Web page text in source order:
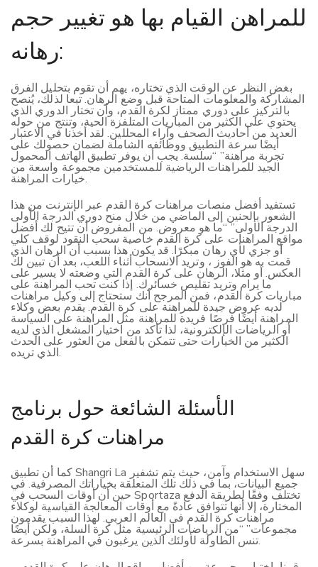
للمراهن القيام بها هو تغيير حجم
رهانه:
بغض النظر عن الوقت الذي تختاره، يهم أن تقوم بتحليل الفرق
المشاركة والمعلومات المتاحة قبل وضع الرهان. تبعا لذلك، يُنصح
بالتركيز على دوري ممتاز لكرة القدم، وأن تختار الدوري الذي
يحتوي على الكثير من المباريات المتلفزة الحية، وتنتج من حوله
العديد من أحاديث الصحف وآراء المحللين. لقد أخذنا في الاعتبار
أيضًا سرعة التطبيق ووظائفه الشاملة لضمان حصولك على
تجربة مراهنة” “سلسة. يجب أن يوفر تطبيق الهاتف المحمول
الجيد للمراهنات الرياضية للمستخدمين مجموعة واسعة من
خيارات المراهنة.
تستفيد أفضل منصات مراهنات كرة القدم عبر الإنترنت من هذا
الشعور بالحنين إلى الماضي من خلال منح دوري الدرجة الأولى
الدرجة الأولى” “ما هو معروض. من المفروض أن تتيح لك أفضل
مواقع المراهنات على كرة القدم خاصية سحب النقود لوقف كلي
أو جزي لأي رهان مبكرًا. قد يكون هذا بسبب أن الرهان الذي
قمت به هو الفوز ، وتريد الانسحاب أثناء اللعب، بعد أن تبين لك
العكس. أو مثلا، الرهان على كرة القدم التي وضعته لا يسير على
ما يرام وتريد تقليص خسائرك. إذا كنت تحب المراهنة على
مباريات كرة القدم، فمن المرجح أنك ستحتاج إلى وكيل مراهنات
لديه عروض جيدة للمراهنة على كرة القدم. يقدم بعض وكلاء
المراهنة أيضًا فرصًا فريدة للمراهنة مثل المراهنة على السياسة
أو الرياضات الإلكترونية، لذا تأكد من اختيار المشغل الذي لديه
الكثير من الخيارات حتى تتمكن بالفعل من العثور على الحدث
الذي تريده.
الأسئلة الشائعة حول برنامج
مراهنات كرة القدم
كما أن تطبيق Shangri La سهل الاستخدام وآمن، حيث يتم تشفير
جميع البيانات، بما في ذلك تلك المتعلقة بخياراتك المصرفية. في
حين أن أوقات السحب في Sportaza تختلف وفقًا لطريقة الدفع
المختارة، إلا أنها تتوافق عادةً مع أوقات المعالجة القياسية لوكلاء
مراهنات كرة القدم في العالم العربي. لهذا السبب يقدمون
مجموعات” “من الرياضات الرئيسية مثل كرة السلة، ولكن أيضًا
تنس الطاولة لأولئك الذين يرغبون في المراهنة بسرعة.